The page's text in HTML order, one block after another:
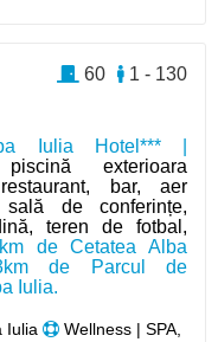
Iulia Hotel*** |
exterioara
bar, aer
sală de conferințe,
teren de fotbal,
de Cetatea Alba
de Parcul de
Iulia.
Iulia
Wellness | SPA,
1 - 130
60